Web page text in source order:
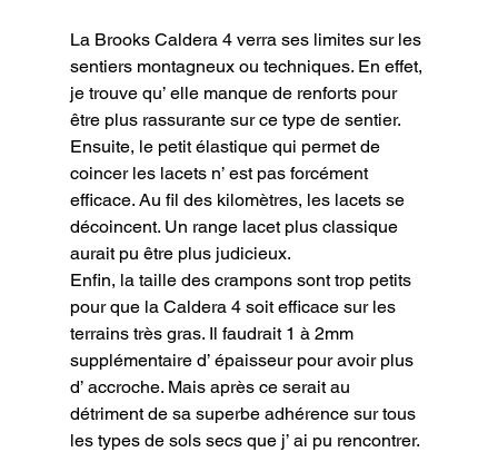
La Brooks Caldera 4 verra ses limites sur les
sentiers montagneux ou techniques. En effet,
je trouve qu’ elle manque de renforts pour
être plus rassurante sur ce type de sentier.
Ensuite, le petit élastique qui permet de
coincer les lacets n’ est pas forcément
efficace. Au fil des kilomètres, les lacets se
décoincent. Un range lacet plus classique
aurait pu être plus judicieux.
Enfin, la taille des crampons sont trop petits
pour que la Caldera 4 soit efficace sur les
terrains très gras. Il faudrait 1 à 2mm
supplémentaire d’ épaisseur pour avoir plus
d’ accroche. Mais après ce serait au
détriment de sa superbe adhérence sur tous
les types de sols secs que j’ ai pu rencontrer.